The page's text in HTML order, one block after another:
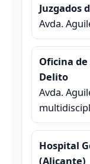
Juzgados
Avda.
Oficina
Delito
Avda.
Hospital
(Alicante)